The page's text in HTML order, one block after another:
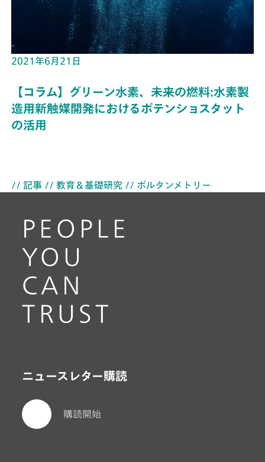
2021年6月21日
【コラム】グリーン水素、未来の燃料:水素製
造用新触媒開発におけるポテンショスタット
の活用
// 記事 // 教育＆基礎研究 // ボルタンメトリー
PEOPLE
YOU
CAN
TRUST
ニュースレター購読
購読開始